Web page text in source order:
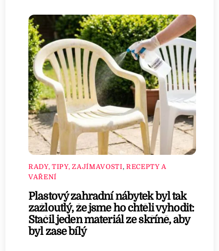
RADY, TIPY, ZAJÍMAVOSTI, RECEPTY A
VAŘENÍ
Plastový zahradní nábytek byl tak
zažloutlý, že jsme ho chtěli vyhodit:
Stačil jeden materiál ze skříně, aby
byl zase bílý